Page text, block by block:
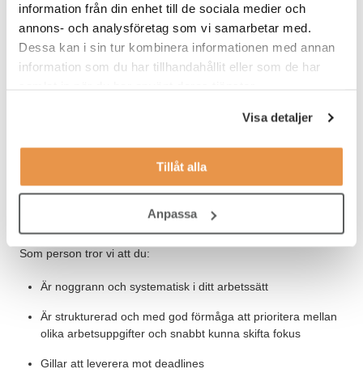
information från din enhet till de sociala medier och
annons- och analysföretag som vi samarbetar med.
Dessa kan i sin tur kombinera informationen med annan
information som du har tillhandahållit eller som de har
Visa detaljer
Tillåt alla
Anpassa
kan börja så snart som möjligt! Tjänsten är en
tillsvidareanställning och inleds med 6 månaders
provanställning.
Har tidigare erfarenhet inom någon typ av servicefunktion
Som person tror vi att du:
Är noggrann och systematisk i ditt arbetssätt
Är strukturerad och med god förmåga att prioritera mellan
olika arbetsuppgifter och snabbt kunna skifta fokus
Gillar att leverera mot deadlines